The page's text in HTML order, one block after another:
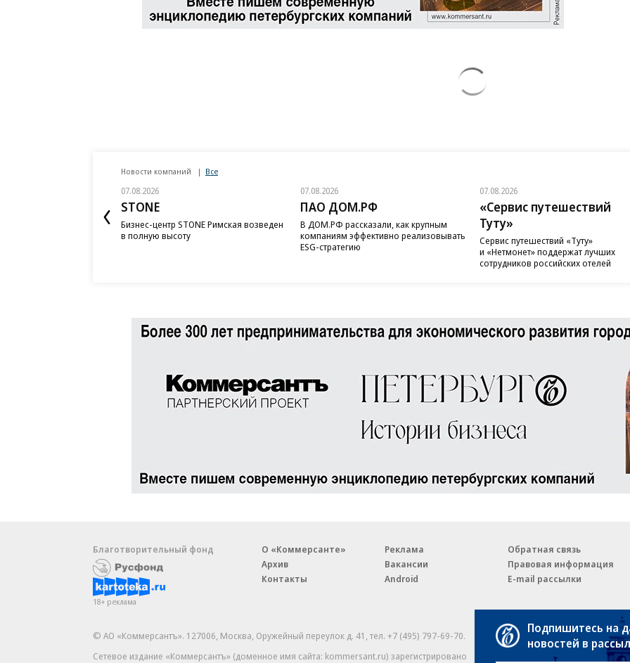
Новости компаний Все
07.08.2026
STONE
Бизнес-центр STONE Римская возведен
в полную высоту
07.08.2026
ПАО ДОМ.РФ
В ДОМ.РФ рассказали, как крупным
компаниям эффективно реализовывать
ESG-стратегию
07.08.2026
«Сервис путешествий
Туту»
Сервис путешествий «Туту»
и «Нетмонет» поддержат лучших
сотрудников российских отелей
Благотворительный фонд
18+ реклама
О «Коммерсанте»
Архив
Контакты
Реклама
Вакансии
Android
Обратная связь
Правовая информация
E-mail рассылки
© АО «Коммерсантъ». 127006, Москва, Оружейный переулок д. 41,тел. +7 (495) 797-69-70.
Сетевое издание «Коммерсантъ» (доменное имя сайта: kommersant.ru) зарегистрировано
Партнерские проекты/
«Промо» и «Официальное
Подпишитесь на
новостей в